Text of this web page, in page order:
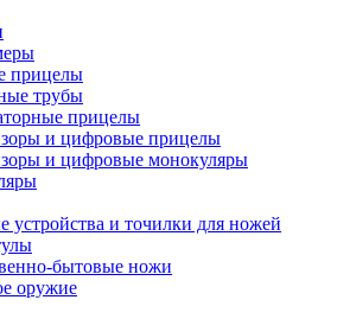
прицелы
трубы
прицелы
и цифровые прицелы
и цифровые монокуляры
устройства и точилки для ножей
бытовые ножи
оружие